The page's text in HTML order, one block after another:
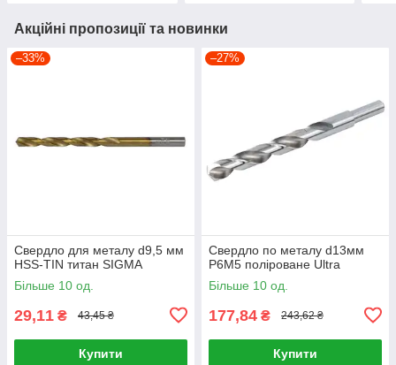
Акційні пропозиції та новинки
–33%
Свердло для металу d9,5 мм
HSS-TIN титан SIGMA
Більше 10 од.
29,11 ₴ 43,45 ₴
Купити
–27%
Свердло по металу d13мм
P6M5 поліроване Ultra
Більше 10 од.
177,84 ₴ 243,62 ₴
Купити